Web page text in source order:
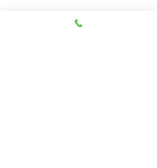
無料メールフォームはこちら